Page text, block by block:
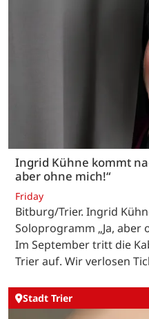
Ingrid Kühne kommt
aber ohne mich!“
Friday
Bitburg/Trier. Ingrid
Soloprogramm „Ja, aber
Im September tritt die
Trier auf. Wir verlosen
Stadt Trier